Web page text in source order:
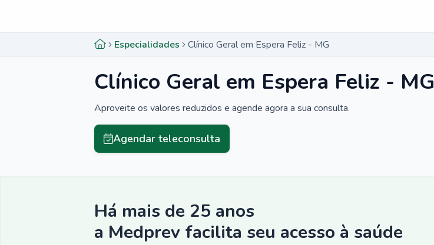
Especialidades Clínico Geral em Espera Feliz - MG
Clínico Geral em Espera Feliz - MG
Aproveite os valores reduzidos e agende agora a sua consulta.
Agendar teleconsulta
Há mais de 25 anos
a Medprev facilita seu acesso à saúde